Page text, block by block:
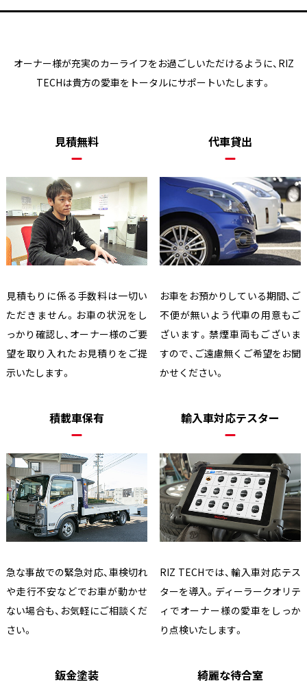
オーナー様が充実のカーライフをお過ごしいただけるように、 RIZ
TECHは貴方の愛車をトータルにサポートいたします。
見積無料
見積もりに係る手数料は一切い
ただきません。お車の状況をし
っかり確認し、オーナー様のご要
望を取り入れたお見積りをご提
示いたします。
代車貸出
お車をお預かりしている期間、ご
不便が無いよう代車の用意もご
ざいます。禁煙車両もございま
すので、ご遠慮無くご希望をお聞
かせください。
積載車保有
急な事故での緊急対応、車検切れ
や走行不安などでお車が動かせ
ない場合も、お気軽にご相談くだ
さい。
輸入車対応テスター
RIZ TECHでは、輸入車対応テス
ターを導入。ディーラークオリテ
ィでオーナー様の愛車をしっか
り点検いたします。
鈑金塗装 綺麗な待合室